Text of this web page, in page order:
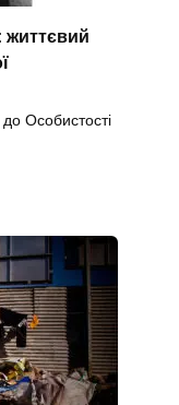
життєвий
Особистості